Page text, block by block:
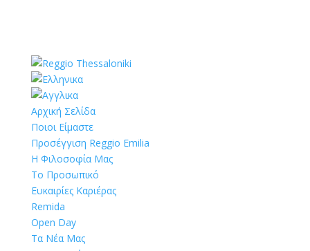
Αρχική Σελίδα
Ποιοι Είμαστε
Προσέγγιση Reggio Emilia
Η Φιλοσοφία Μας
Το Προσωπικό
Ευκαιρίες Καριέρας
Remida
Open Day
Τα Νέα Μας